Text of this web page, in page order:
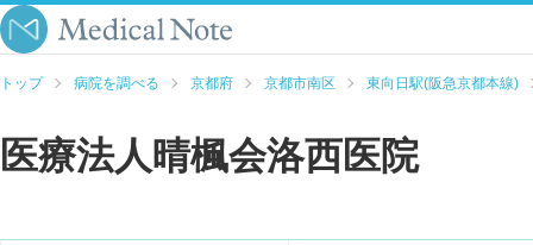
トップ 病院を調べる 京都府 京都市南区 東向日駅(阪急京都本線)
医療法人晴楓会洛西医院